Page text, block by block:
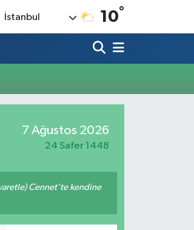
İstanbul 10°
7 Ağustos 2026
24 Safer 1448
Cennet’te kendine